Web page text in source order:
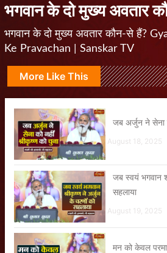
भगवान के दो मुख्य अवतार
भगवान के दो मुख्य अवतार कौन-से हैं?
Ke Pravachan | Sanskar TV
More Like This
जब अर्जुन ने सेना
August 18, 2025
जब स्वयं भगवान
सहलाया
August 19, 2025
मन को केवल